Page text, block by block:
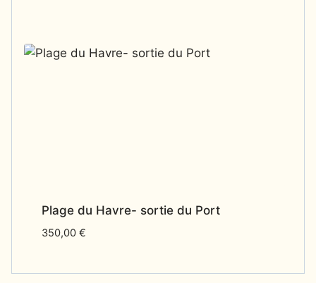
Plage du Havre- sortie du Port
350,00 €